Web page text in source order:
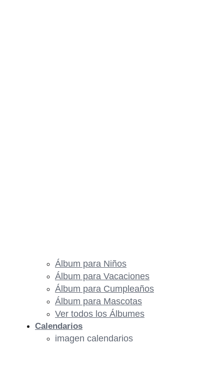
Álbum para Niños
Álbum para Vacaciones
Álbum para Cumpleaños
Álbum para Mascotas
Ver todos los Álbumes
Calendarios
imagen calendarios